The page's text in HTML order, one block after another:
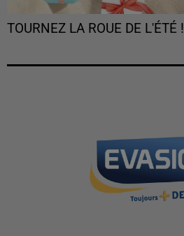
TOURNEZ LA ROUE DE L'ÉTÉ !